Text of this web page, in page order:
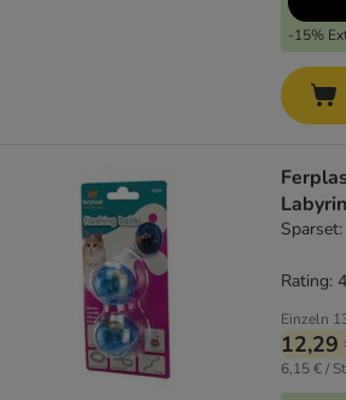
-15%
Einzeln
12,29
6,15 € /
Rating: